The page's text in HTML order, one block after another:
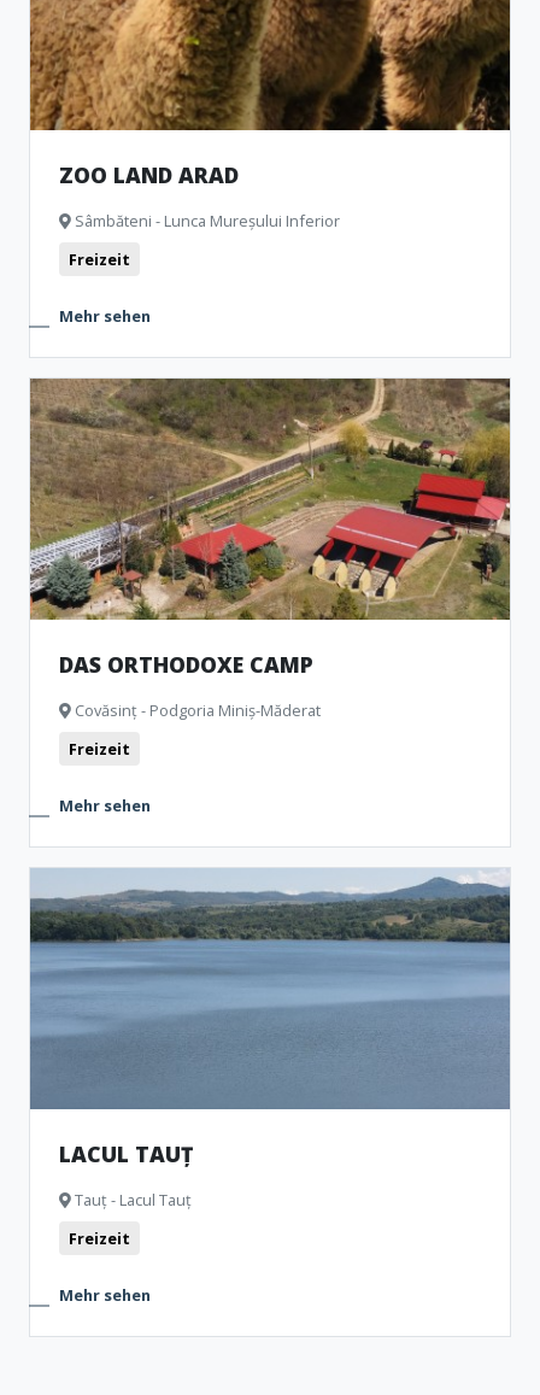
ZOO LAND ARAD
Sâmbăteni - Lunca Mureșului Inferior
Freizeit
Mehr sehen
DAS ORTHODOXE CAMP
Covăsinț - Podgoria Miniș-Măderat
Freizeit
Mehr sehen
LACUL TAUȚ
Tauț - Lacul Tauț
Freizeit
Mehr sehen